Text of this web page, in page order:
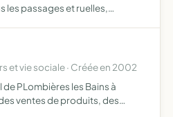
les passages et ruelles,
et vie sociale · Créée en 2002
PLombières les Bains à
ventes de produits, des